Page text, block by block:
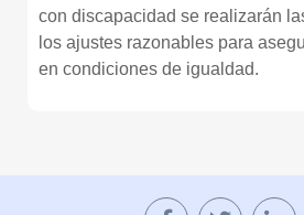
con discapacidad se realizarán
los ajustes razonables para
en condiciones de igualdad.